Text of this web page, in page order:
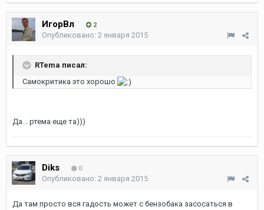
ИгорВл 2
Опубликовано: 2 января 2015
RTema писал:
Самокритика это хорошо
Да... ртема еще та)))
Diks 0
Опубликовано: 2 января 2015
Да там просто вся гадость может с бензобака засосаться в